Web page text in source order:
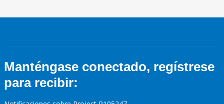
Manténgase conectado, regístrese
para recibir: